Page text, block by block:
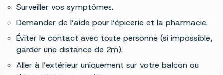
Surveiller vos symptômes.
Demander de l’aide pour l’épicerie et la pharmacie.
Éviter le contact avec toute personne (si impossible,
garder une distance de 2m).
Aller à l’extérieur uniquement sur votre balcon ou